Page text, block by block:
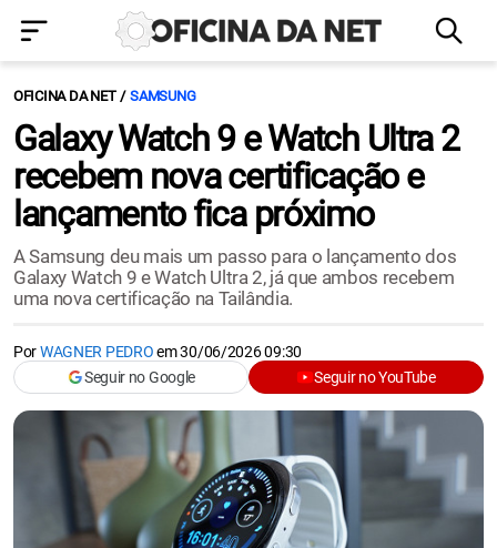
OFICINA DA NET SAMSUNG
Galaxy Watch 9 e Watch Ultra 2
recebem nova certificação e
lançamento fica próximo
A Samsung deu mais um passo para o lançamento dos
Galaxy Watch 9 e Watch Ultra 2, já que ambos recebem
uma nova certificação na Tailândia.
PorWAGNER PEDROem30/06/2026 09:30
Seguir no Google
Seguir no YouTube